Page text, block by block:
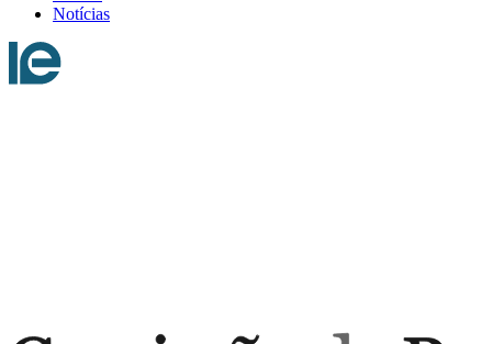
Notícias